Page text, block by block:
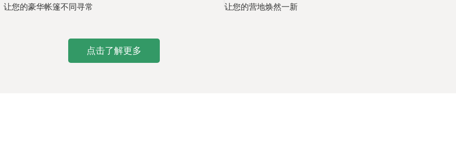
让您的豪华帐篷不同寻常
让您的营地焕然一新
点击了解更多